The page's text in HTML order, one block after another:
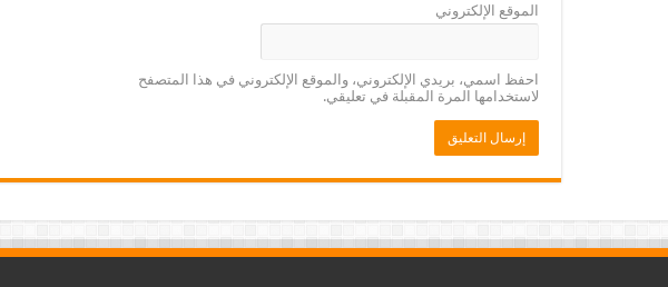
الموقع الإلكتروني
احفظ اسمي، بريدي الإلكتروني، والموقع الإلكتروني في هذا المتصفح
لاستخدامها المرة المقبلة في تعليقي.